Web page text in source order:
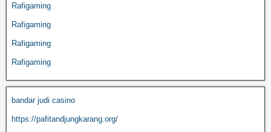
Rafigaming
Rafigaming
Rafigaming
Rafigaming
bandar judi casino
https://pafitandjungkarang.org/